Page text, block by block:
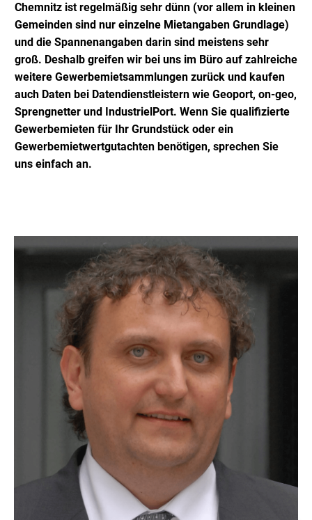
Chemnitz ist regelmäßig sehr dünn (vor allem in kleinen
Gemeinden sind nur einzelne Mietangaben Grundlage)
und die Spannenangaben darin sind meistens sehr
groß. Deshalb greifen wir bei uns im Büro auf zahlreiche
weitere Gewerbemietsammlungen zurück und kaufen
auch Daten bei Datendienstleistern wie Geoport, on-geo,
Sprengnetter und IndustrielPort. Wenn Sie qualifizierte
Gewerbemieten für Ihr Grundstück oder ein
Gewerbemietwertgutachten benötigen, sprechen Sie
uns einfach an.